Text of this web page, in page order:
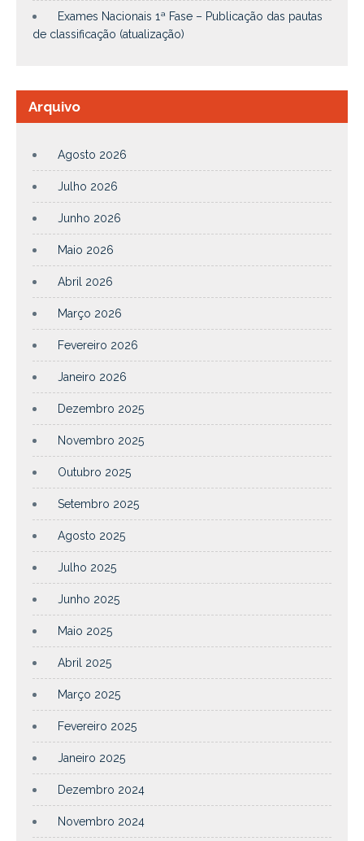
Exames Nacionais 1ª Fase – Publicação das pautas
de classificação (atualização)
Arquivo
Agosto 2026
Julho 2026
Junho 2026
Maio 2026
Abril 2026
Março 2026
Fevereiro 2026
Janeiro 2026
Dezembro 2025
Novembro 2025
Outubro 2025
Setembro 2025
Agosto 2025
Julho 2025
Junho 2025
Maio 2025
Abril 2025
Março 2025
Fevereiro 2025
Janeiro 2025
Dezembro 2024
Novembro 2024